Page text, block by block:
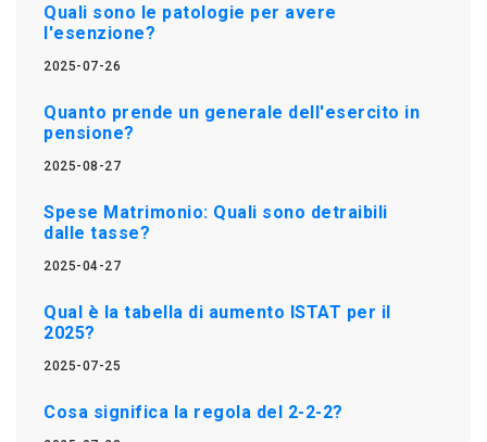
Quali sono le patologie per avere
l'esenzione?
2025-07-26
Quanto prende un generale dell'esercito in
pensione?
2025-08-27
Spese Matrimonio: Quali sono detraibili
dalle tasse?
2025-04-27
Qual è la tabella di aumento ISTAT per il
2025?
2025-07-25
Cosa significa la regola del 2-2-2?